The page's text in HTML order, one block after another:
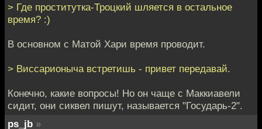
> Где проститутка-Троцкий шляется в остальное
время? :)
В основном с Матой Хари время проводит.
> Виссарионыча встретишь - привет передавай.
Конечно, какие вопросы! Но он чаще с Маккиавели
сидит, они сиквел пишут, называется "Государь-2".
ps_jb »